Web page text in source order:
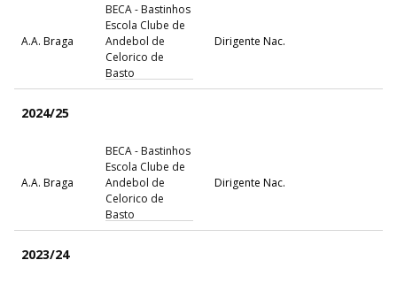
A.A. Braga
BECA - Bastinhos
Escola Clube de
Andebol de
Celorico de
Basto
Dirigente Nac.
2024/25
A.A. Braga
BECA - Bastinhos
Escola Clube de
Andebol de
Celorico de
Basto
Dirigente Nac.
2023/24